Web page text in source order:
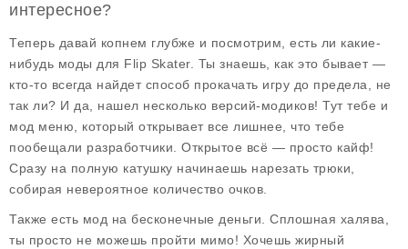
интересное?
Теперь давай копнем глубже и посмотрим, есть ли какие-
нибудь моды для Flip Skater. Ты знаешь, как это бывает —
кто-то всегда найдет способ прокачать игру до предела, не
так ли? И да, нашел несколько версий-модиков! Тут тебе и
мод меню , который открывает все лишнее, что тебе
пообещали разработчики. Открытое всё — просто кайф!
Сразу на полную катушку начинаешь нарезать трюки,
собирая невероятное количество очков.
Также есть мод на бесконечные деньги . Сплошная халява,
ты просто не можешь пройти мимо! Хочешь жирный